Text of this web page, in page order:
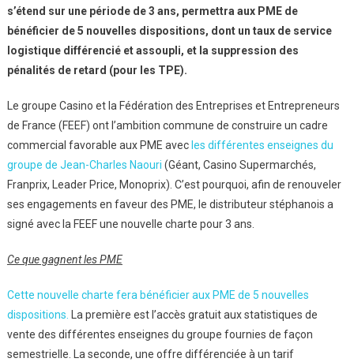
Ses
Engagements
En
Faveur
PME
s’étend sur une période de 3 ans, permettra aux PME de
bénéficier de 5 nouvelles dispositions, dont un taux de service
logistique différencié et assoupli, et la suppression des
pénalités de retard (pour les TPE).
Le groupe Casino et la Fédération des Entreprises et Entrepreneurs
de France (FEEF) ont l’ambition commune de construire un cadre
commercial favorable aux PME avec les différentes enseignes du
groupe de Jean-Charles Naouri (Géant, Casino Supermarchés,
Franprix, Leader Price, Monoprix). C’est pourquoi, afin de renouveler
ses engagements en faveur des PME, le distributeur stéphanois a
signé avec la FEEF une nouvelle charte pour 3 ans.
Ce que gagnent les PME
Cette nouvelle charte fera bénéficier aux PME de 5 nouvelles
dispositions.
La première est l’accès gratuit aux statistiques de
vente des différentes enseignes du groupe fournies de façon
semestrielle. La seconde, une offre différenciée à un tarif